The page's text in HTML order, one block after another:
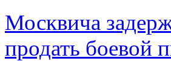
Москвича
продать боевой